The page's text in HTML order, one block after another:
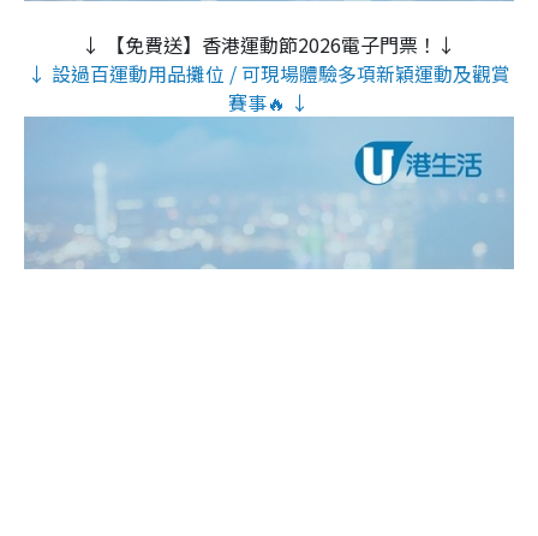
↓ 【免費送】香港運動節2026電子門票！↓
↓ 設過百運動用品攤位 / 可現場體驗多項新穎運動及觀賞
賽事🔥 ↓